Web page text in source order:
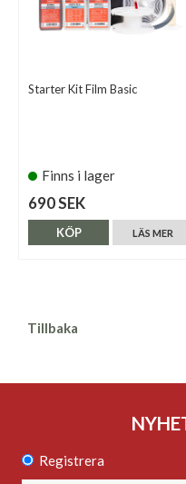
Starter Kit Film Basic
Finns i lager
690 SEK
LÄS MER
KÖP
Tillbaka
Registrera